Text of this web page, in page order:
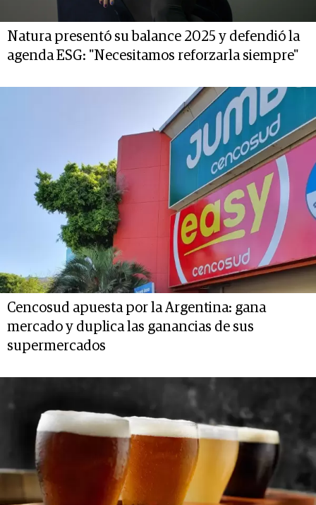
Natura presentó su balance 2025 y defendió la
agenda ESG: "Necesitamos reforzarla siempre"
Cencosud apuesta por la Argentina: gana
mercado y duplica las ganancias de sus
supermercados